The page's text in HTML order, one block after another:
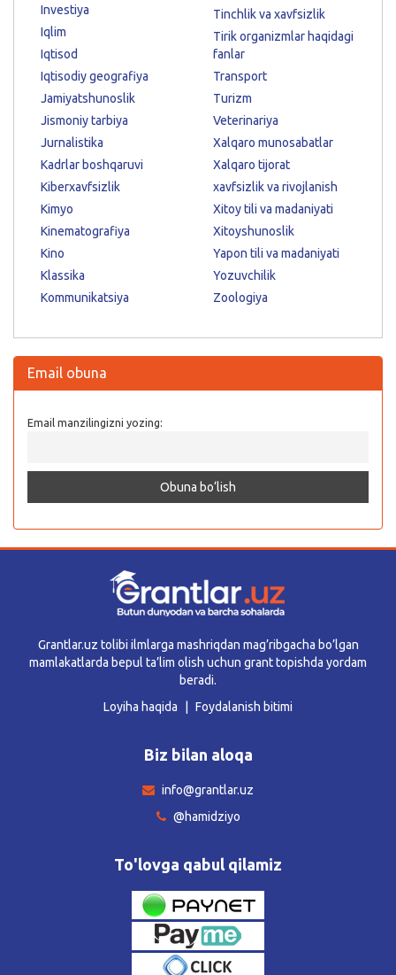
Investiya
Iqlim
Iqtisod
Iqtisodiy geografiya
Jamiyatshunoslik
Jismoniy tarbiya
Jurnalistika
Kadrlar boshqaruvi
Kiberxavfsizlik
Kimyo
Kinematografiya
Kino
Klassika
Kommunikatsiya
Tinchlik va xavfsizlik
Tirik organizmlar haqidagi
fanlar
Transport
Turizm
Veterinariya
Xalqaro munosabatlar
Xalqaro tijorat
xavfsizlik va rivojlanish
Xitoy tili va madaniyati
Xitoyshunoslik
Yapon tili va madaniyati
Yozuvchilik
Zoologiya
Email obuna
Email manzilingizni yozing:
Grantlar.uz tolibi ilmlarga mashriqdan mag’ribgacha bo’lgan
mamlakatlarda bepul ta’lim olish uchun grant topishda yordam
beradi.
Loyiha haqida
Foydalanish bitimi
Biz bilan aloqa
info@grantlar.uz
@hamidziyo
To'lovga qabul qilamiz